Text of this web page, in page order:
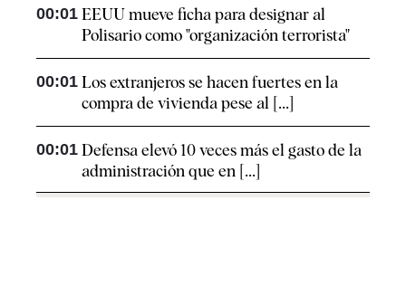
00:01 EEUU mueve ficha para designar al
Polisario como "organización terrorista"
00:01 Los extranjeros se hacen fuertes en la
compra de vivienda pese al [...]
00:01 Defensa elevó 10 veces más el gasto de la
administración que en [...]